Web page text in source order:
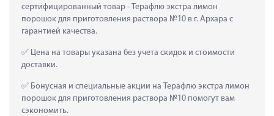
сертифицированный товар - Терафлю экстра лимон
порошок для приготовления раствора №10 в г. Архара с
гарантией качества.
Цена на товары указана без учета скидок и стоимости
доставки.
Бонусная и специальные акции на Терафлю экстра лимон
порошок для приготовления раствора №10 помогут вам
сэкономить.